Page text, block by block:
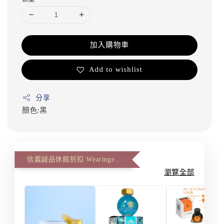
加入購物車
Add to wishlist
分享
顏色:黑
瀏覽全部